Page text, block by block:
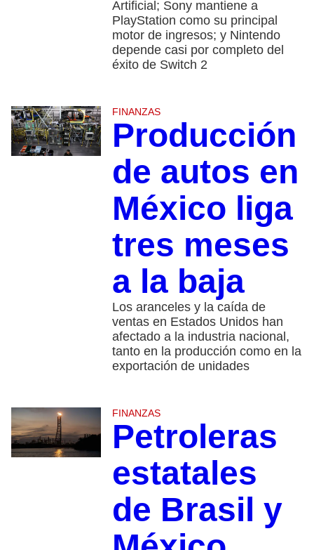
Artificial; Sony mantiene a
PlayStation como su principal
motor de ingresos; y Nintendo
depende casi por completo del
éxito de Switch 2
FINANZAS
Producción
de autos en
México liga
tres meses
a la baja
Los aranceles y la caída de
ventas en Estados Unidos han
afectado a la industria nacional,
tanto en la producción como en la
exportación de unidades
FINANZAS
Petroleras
estatales
de Brasil y